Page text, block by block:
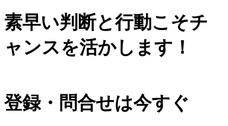
素早い判断と行動こそチ
ャンスを活かします！
登録・問合せは今すぐ